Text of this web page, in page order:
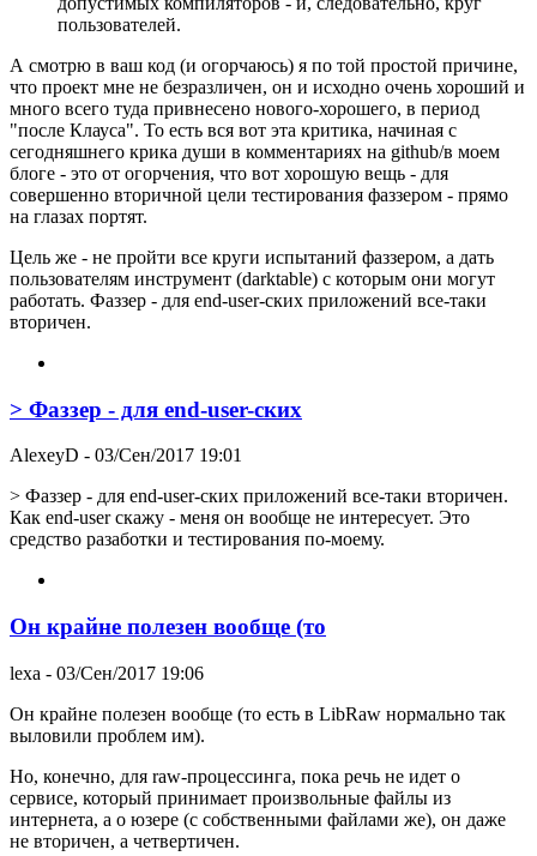
пользователей.
А смотрю в ваш код (и огорчаюсь) я по той простой причине,
что проект мне не безразличен, он и исходно очень хороший и
много всего туда привнесено нового-хорошего, в период
"после Клауса". То есть вся вот эта критика, начиная с
сегодняшнего крика души в комментариях на github/в моем
блоге - это от огорчения, что вот хорошую вещь - для
совершенно вторичной цели тестирования фаззером - прямо
на глазах портят.
Цель же - не пройти все круги испытаний фаззером, а дать
пользователям инструмент (darktable) с которым они могут
работать. Фаззер - для end-user-ских приложений все-таки
вторичен.
> Фаззер - для end-user-ских
AlexeyD - 03/Сен/2017 19:01
> Фаззер - для end-user-ских приложений все-таки вторичен.
Как end-user скажу - меня он вообще не интересует. Это
средство разаботки и тестирования по-моему.
Он крайне полезен вообще (то
lexa - 03/Сен/2017 19:06
Он крайне полезен вообще (то есть в LibRaw нормально так
выловили проблем им).
Но, конечно, для raw-процессинга, пока речь не идет о
сервисе, который принимает произвольные файлы из
интернета, а о юзере (с собственными файлами же), он даже
не вторичен, а четвертичен.